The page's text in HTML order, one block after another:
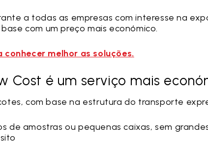
a todas as empresas com interesse na
com um preço mais económico.
melhor as soluções.
Cost é um serviço mais
com base na estrutura do transporte
de amostras ou pequenas caixas, sem